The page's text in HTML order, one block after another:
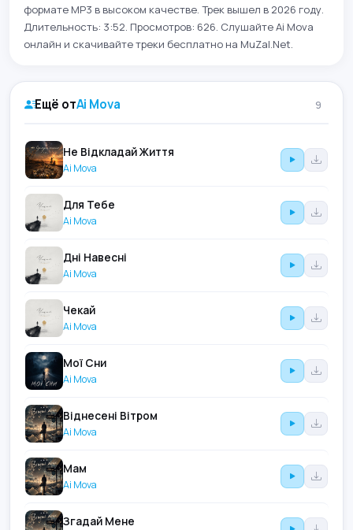
формате MP3 в высоком качестве. Трек вышел в 2026 году.
Длительность: 3:52. Просмотров: 626. Слушайте Ai Mova
онлайн и скачивайте треки бесплатно на MuZal.Net.
Ещё отAi Mova 9
Не Відкладай Життя
Ai Mova
Для Тебе
Ai Mova
Дні Навесні
Ai Mova
Чекай
Ai Mova
Мої Сни
Ai Mova
Віднесені Вітром
Ai Mova
Мам
Ai Mova
Згадай Мене